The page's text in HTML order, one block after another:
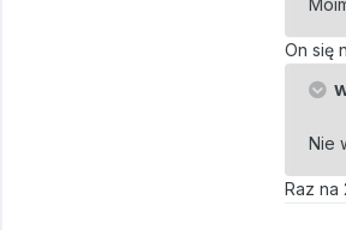
On się
Nie
Raz na